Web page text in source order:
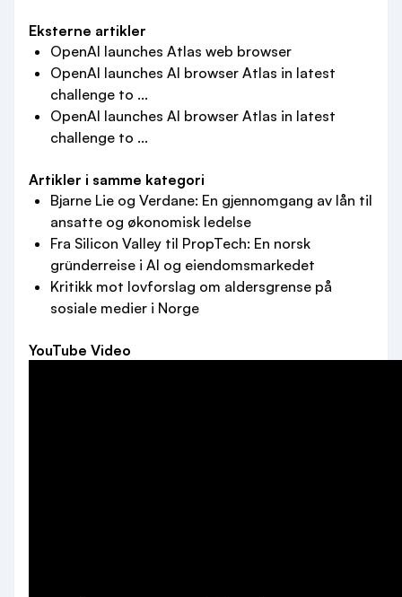
Eksterne artikler
OpenAI launches Atlas web browser
OpenAI launches AI browser Atlas in latest
challenge to ...
OpenAI launches AI browser Atlas in latest
challenge to ...
Artikler i samme kategori
Bjarne Lie og Verdane: En gjennomgang av lån til
ansatte og økonomisk ledelse
Fra Silicon Valley til PropTech: En norsk
gründerreise i AI og eiendomsmarkedet
Kritikk mot lovforslag om aldersgrense på
sosiale medier i Norge
YouTube Video